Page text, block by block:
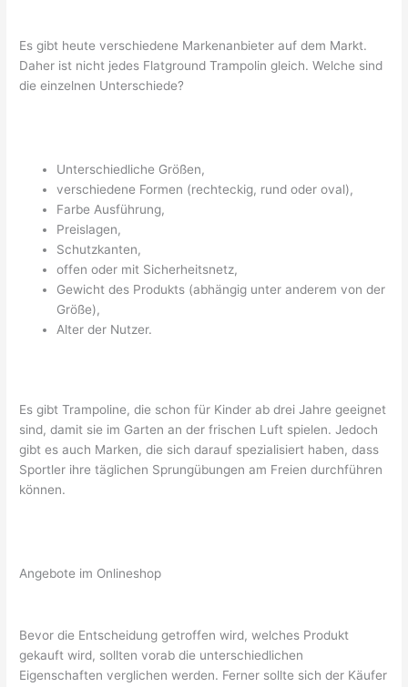
Es gibt heute verschiedene Markenanbieter auf dem Markt.
Daher ist nicht jedes Flatground Trampolin gleich. Welche sind
die einzelnen Unterschiede?
Unterschiedliche Größen,
verschiedene Formen (rechteckig, rund oder oval),
Farbe Ausführung,
Preislagen,
Schutzkanten,
offen oder mit Sicherheitsnetz,
Gewicht des Produkts (abhängig unter anderem von der
Größe),
Alter der Nutzer.
Es gibt Trampoline, die schon für Kinder ab drei Jahre geeignet
sind, damit sie im Garten an der frischen Luft spielen. Jedoch
gibt es auch Marken, die sich darauf spezialisiert haben, dass
Sportler ihre täglichen Sprungübungen am Freien durchführen
können.
Angebote im Onlineshop
Bevor die Entscheidung getroffen wird, welches Produkt
gekauft wird, sollten vorab die unterschiedlichen
Eigenschaften verglichen werden. Ferner sollte sich der Käufer